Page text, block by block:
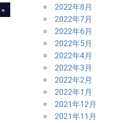
2022年8月
2022年7月
2022年6月
2022年5月
2022年4月
2022年3月
2022年2月
2022年1月
2021年12月
2021年11月